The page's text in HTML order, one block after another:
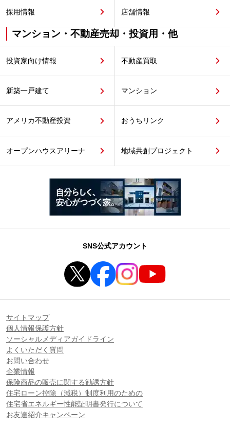
採用情報 店舗情報
マンション・不動産売却・投資用・他
投資家向け情報 不動産買取
新築一戸建て マンション
アメリカ不動産投資 おうちリンク
オープンハウスアリーナ 地域共創プロジェクト
SNS公式アカウント
サイトマップ
個人情報保護方針
ソーシャルメディアガイドライン
よくいただく質問
お問い合わせ
企業情報
保険商品の販売に関する勧誘方針
住宅ローン控除（減税）制度利用のための
住宅省エネルギー性能証明書発行について
お友達紹介キャンペーン